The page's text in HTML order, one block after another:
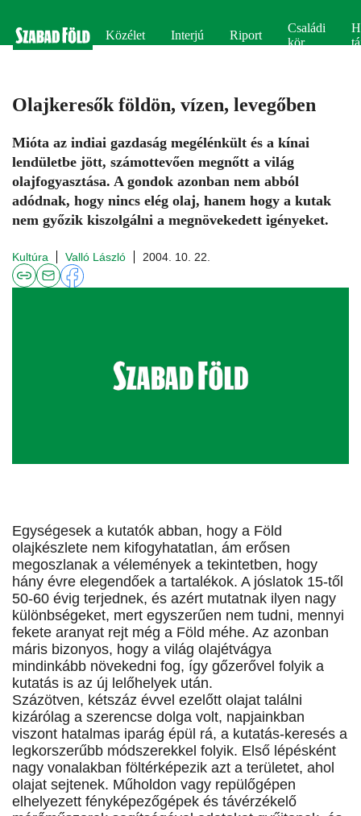
Közélet Interjú Riport
Családi
kör
Olajkeresők földön, vízen, levegőben
Mióta az indiai gazdaság megélénkült és a kínai
lendületbe jött, számottevően megnőtt a világ
olajfogyasztása. A gondok azonban nem abból
adódnak, hogy nincs elég olaj, hanem hogy a kutak
nem győzik kiszolgálni a megnövekedett igényeket.
Kultúra Valló László 2004. 10. 22.
Egységesek a kutatók abban, hogy a Föld
olajkészlete nem kifogyhatatlan, ám erősen
megoszlanak a vélemények a tekintetben, hogy
hány évre elegendőek a tartalékok. A jóslatok 15-től
50-60 évig terjednek, és azért mutatnak ilyen nagy
különbségeket, mert egyszerűen nem tudni, mennyi
fekete aranyat rejt még a Föld méhe. Az azonban
máris bizonyos, hogy a világ olajétvágya
mindinkább növekedni fog, így gőzerővel folyik a
kutatás is az új lelőhelyek után.
Százötven, kétszáz évvel ezelőtt olajat találni
kizárólag a szerencse dolga volt, napjainkban
viszont hatalmas iparág épül rá, a kutatás-keresés a
legkorszerűbb módszerekkel folyik. Első lépésként
nagy vonalakban föltérképezik azt a területet, ahol
olajat sejtenek. Műholdon vagy repülőgépen
elhelyezett fényképezőgépek és távérzékelő